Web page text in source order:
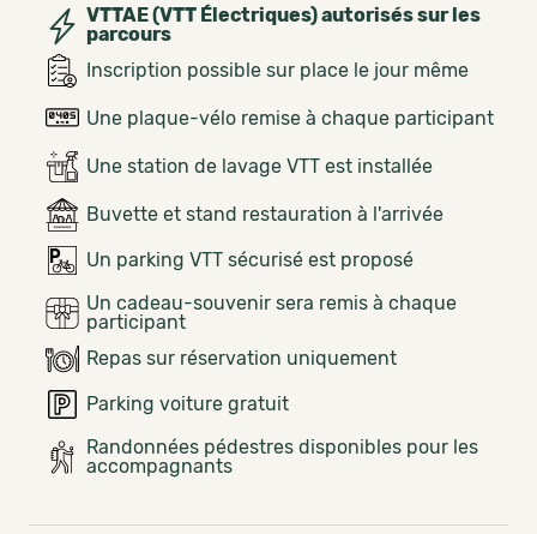
VTTAE (VTT Électriques) autorisés sur les
parcours
Inscription possible sur place le jour même
Une plaque-vélo remise à chaque participant
Une station de lavage VTT est installée
Buvette et stand restauration à l'arrivée
Un parking VTT sécurisé est proposé
Un cadeau-souvenir sera remis à chaque
participant
Repas sur réservation uniquement
Parking voiture gratuit
Randonnées pédestres disponibles pour les
accompagnants